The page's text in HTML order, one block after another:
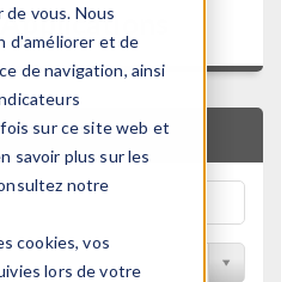
vous. Nous
d'améliorer et de
de navigation, ainsi
sur ce site web et
savoir plus sur les
notre
cookies, vos
lors de votre